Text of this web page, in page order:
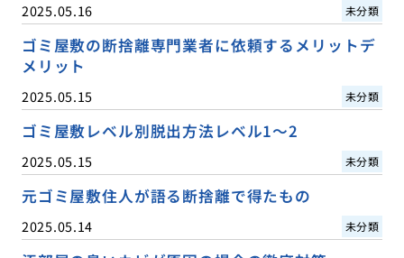
2025.05.16 未分類
ゴミ屋敷の断捨離専門業者に依頼するメリットデ
メリット
2025.05.15 未分類
ゴミ屋敷レベル別脱出方法レベル1〜2
2025.05.15 未分類
元ゴミ屋敷住人が語る断捨離で得たもの
2025.05.14 未分類